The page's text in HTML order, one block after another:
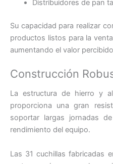
Distribuidores de pan
Su capacidad para realizar
productos listos para la
aumentando el valor
Construcción
La estructura de hierro y
proporciona una gran
soportar largas jornadas
rendimiento del equipo.
Las 31 cuchillas fabricadas